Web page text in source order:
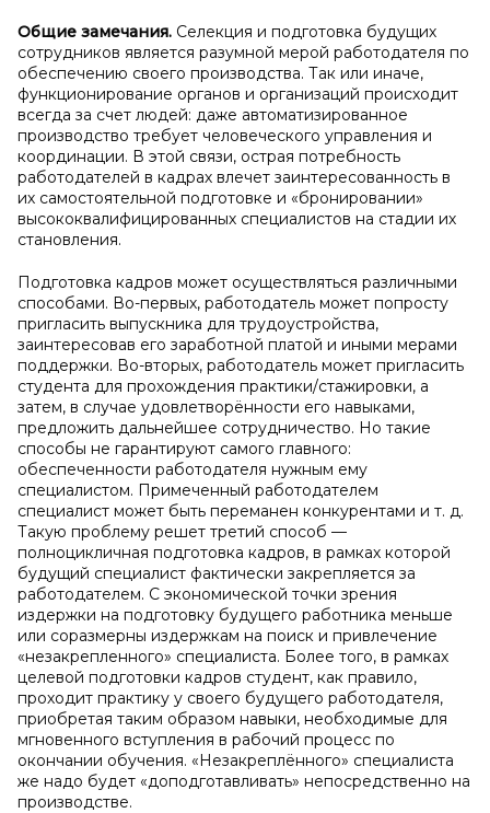
Общие замечания. Селекция и подготовка будущих
сотрудников является разумной мерой работодателя по
обеспечению своего производства. Так или иначе,
функционирование органов и организаций происходит
всегда за счет людей: даже автоматизированное
производство требует человеческого управления и
координации. В этой связи, острая потребность
работодателей в кадрах влечет заинтересованность в
их самостоятельной подготовке и «бронировании»
высококвалифицированных специалистов на стадии их
становления.
Подготовка кадров может осуществляться различными
способами. Во-первых, работодатель может попросту
пригласить выпускника для трудоустройства,
заинтересовав его заработной платой и иными мерами
поддержки. Во-вторых, работодатель может пригласить
студента для прохождения практики/стажировки, а
затем, в случае удовлетворённости его навыками,
предложить дальнейшее сотрудничество. Но такие
способы не гарантируют самого главного:
обеспеченности работодателя нужным ему
специалистом. Примеченный работодателем
специалист может быть переманен конкурентами и т. д.
Такую проблему решет третий способ —
полноцикличная подготовка кадров, в рамках которой
будущий специалист фактически закрепляется за
работодателем. С экономической точки зрения
издержки на подготовку будущего работника меньше
или соразмерны издержкам на поиск и привлечение
«незакрепленного» специалиста. Более того, в рамках
целевой подготовки кадров студент, как правило,
проходит практику у своего будущего работодателя,
приобретая таким образом навыки, необходимые для
мгновенного вступления в рабочий процесс по
окончании обучения. «Незакреплённого» специалиста
же надо будет «доподготавливать» непосредственно на
производстве.